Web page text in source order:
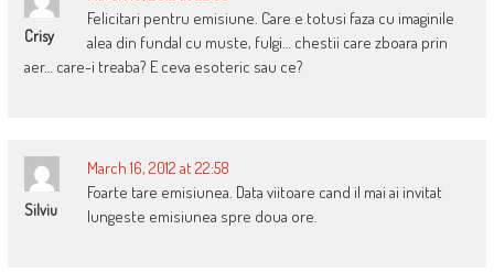
Crisy
Felicitari pentru emisiune. Care e totusi faza cu imaginile
alea din fundal cu muste, fulgi… chestii care zboara prin
aer… care-i treaba? E ceva esoteric sau ce?
Silviu
March 16, 2012 at 22:58
Foarte tare emisiunea. Data viitoare cand il mai ai invitat
lungeste emisiunea spre doua ore.